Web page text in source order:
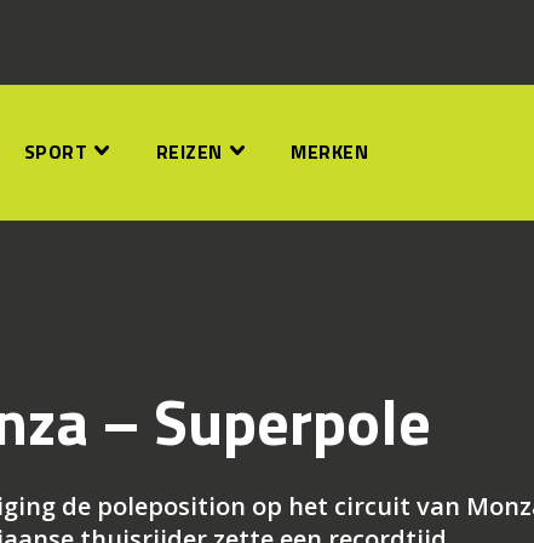
SPORT REIZEN MERKEN
– Superpole
de poleposition op het circuit van